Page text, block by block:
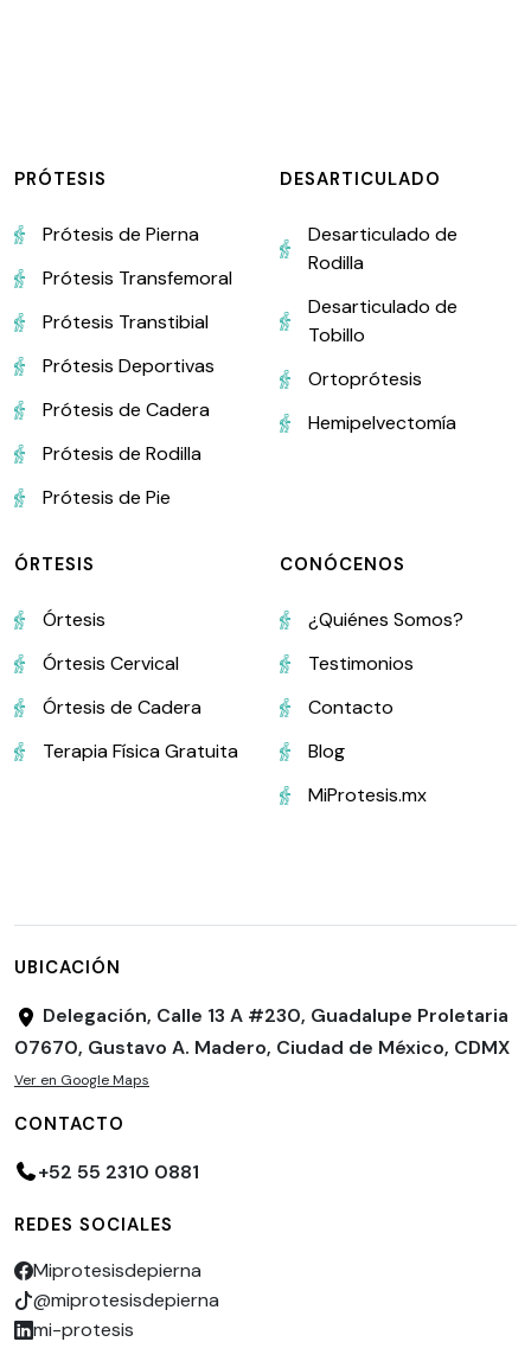
PRÓTESIS
Prótesis de Pierna
Prótesis Transfemoral
Prótesis Transtibial
Prótesis Deportivas
Prótesis de Cadera
Prótesis de Rodilla
Prótesis de Pie
DESARTICULADO
Desarticulado de
Rodilla
Desarticulado de
Tobillo
Ortoprótesis
Hemipelvectomía
ÓRTESIS
Órtesis
Órtesis Cervical
Órtesis de Cadera
Terapia Física Gratuita
CONÓCENOS
¿Quiénes Somos?
Testimonios
Contacto
Blog
MiProtesis.mx
UBICACIÓN
Delegación, Calle 13 A #230, Guadalupe Proletaria
07670, Gustavo A. Madero, Ciudad de México, CDMX
Ver en Google Maps
CONTACTO
+52 55 2310 0881
REDES SOCIALES
Miprotesisdepierna
@miprotesisdepierna
mi-protesis